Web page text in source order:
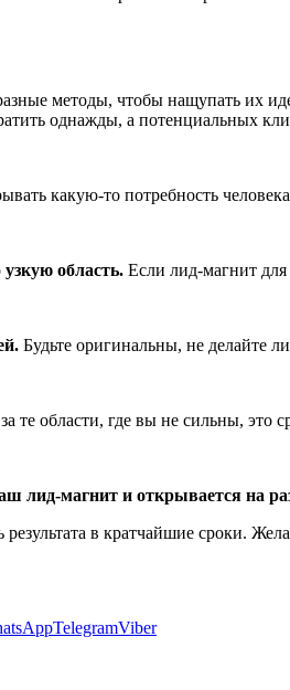
методы, чтобы нащупать их
однажды, а потенциальных
какую-то потребность
область. Если лид-магнит
Будьте оригинальны, не делайте
те области, где вы не сильны, это
лид-магнит и открывается на
в кратчайшие сроки.
TelegramViber